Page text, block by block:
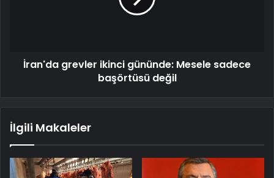
İran'da grevler ikinci gününde: Mesele sadece
başörtüsü değil
İlgili Makaleler